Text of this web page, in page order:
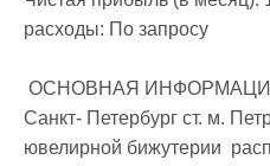
расходы: По запросу
Санкт- Петербург ст. м. Петроградская Возраст
ювелирной бижутерии